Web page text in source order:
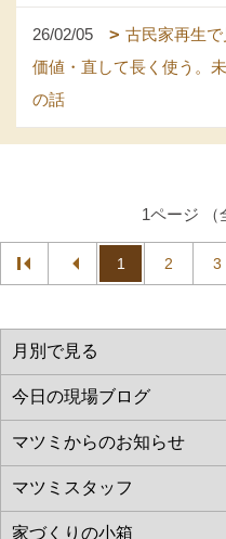
26/02/05
古民家再生
価値・直して長く使う。
の話
1ページ （
1 2 3